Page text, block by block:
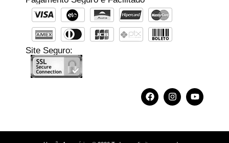
Site Seguro: